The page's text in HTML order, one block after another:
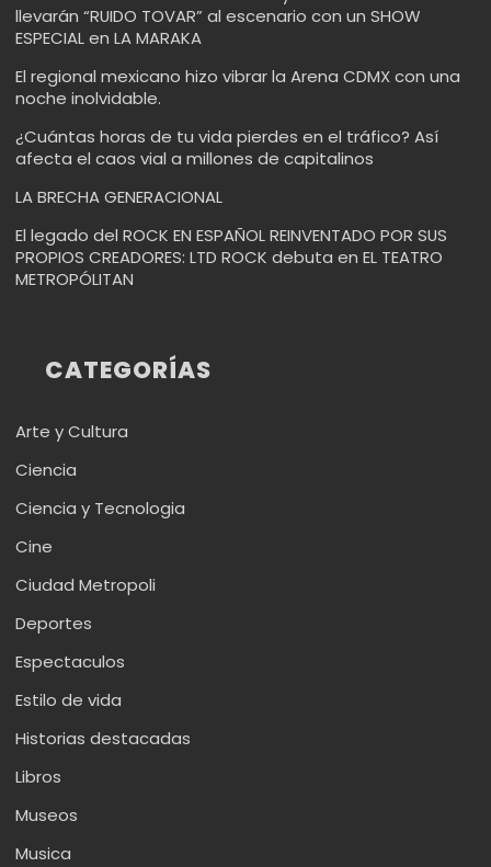
llevarán “RUIDO TOVAR” al escenario con un SHOW
ESPECIAL en LA MARAKA
El regional mexicano hizo vibrar la Arena CDMX con una
noche inolvidable.
¿Cuántas horas de tu vida pierdes en el tráfico? Así
afecta el caos vial a millones de capitalinos
LA BRECHA GENERACIONAL
El legado del ROCK EN ESPAÑOL REINVENTADO POR SUS
PROPIOS CREADORES: LTD ROCK debuta en EL TEATRO
METROPÓLITAN
CATEGORÍAS
Arte y Cultura
Ciencia
Ciencia y Tecnologia
Cine
Ciudad Metropoli
Deportes
Espectaculos
Estilo de vida
Historias destacadas
Libros
Museos
Musica